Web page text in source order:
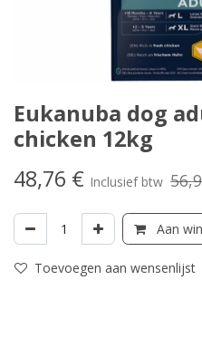
Eukanuba dog
chicken 12kg
48,76 € Inclusief btw
Aan
Toevoegen aan wensenlijst